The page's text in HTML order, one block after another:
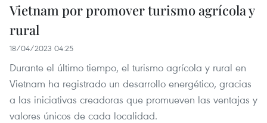
Vietnam por promover turismo agrícola y
rural
18/04/2023 04:25
Durante el último tiempo, el turismo agrícola y rural en
Vietnam ha registrado un desarrollo energético, gracias
a las iniciativas creadoras que promueven las ventajas y
valores únicos de cada localidad.